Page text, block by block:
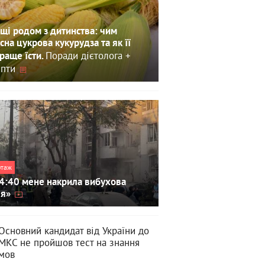
родом з дитинства: чим
цукрова кукурудза та як її
їсти.Поради дієтолога +
мене накрила вибухова
кандидат від України до
не пройшов тест на знання